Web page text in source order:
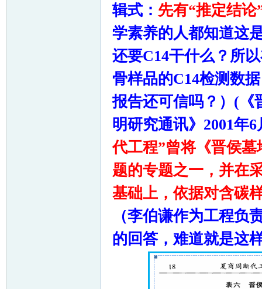
辑式： 先有“推定结论
学素养的人都知道这
还要C14干什么？所
骨样品的C14检测数
报告还可信吗？） (
明研究通讯》 2001年6
代工程”曾将《晋侯
题的专题之一，并在
基础上，依据对含碳
（李伯谦作为工程负
的回答，难道就是这